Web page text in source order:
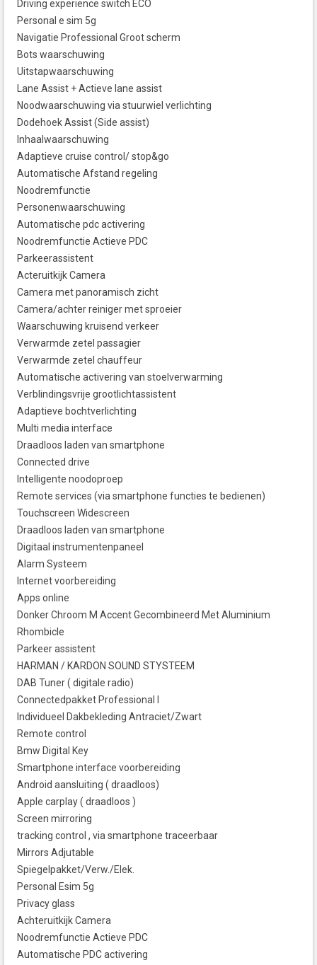
Driving experience switch ECO
Personal e sim 5g
Navigatie Professional Groot scherm
Bots waarschuwing
Uitstapwaarschuwing
Lane Assist + Actieve lane assist
Noodwaarschuwing via stuurwiel verlichting
Dodehoek Assist (Side assist)
Inhaalwaarschuwing
Adaptieve cruise control/ stop&go
Automatische Afstand regeling
Noodremfunctie
Personenwaarschuwing
Automatische pdc activering
Noodremfunctie Actieve PDC
Parkeerassistent
Acteruitkijk Camera
Camera met panoramisch zicht
Camera/achter reiniger met sproeier
Waarschuwing kruisend verkeer
Verwarmde zetel passagier
Verwarmde zetel chauffeur
Automatische activering van stoelverwarming
Verblindingsvrije grootlichtassistent
Adaptieve bochtverlichting
Multi media interface
Draadloos laden van smartphone
Connected drive
Intelligente noodoproep
Remote services (via smartphone functies te bedienen)
Touchscreen Widescreen
Draadloos laden van smartphone
Digitaal instrumentenpaneel
Alarm Systeem
Internet voorbereiding
Apps online
Donker Chroom M Accent Gecombineerd Met Aluminium
Rhombicle
Parkeer assistent
HARMAN / KARDON SOUND STYSTEEM
DAB Tuner ( digitale radio)
Connectedpakket Professional I
Individueel Dakbekleding Antraciet/Zwart
Remote control
Bmw Digital Key
Smartphone interface voorbereiding
Android aansluiting ( draadloos)
Apple carplay ( draadloos )
Screen mirroring
tracking control , via smartphone traceerbaar
Mirrors Adjutable
Spiegelpakket/Verw./Elek.
Personal Esim 5g
Privacy glass
Achteruitkijk Camera
Noodremfunctie Actieve PDC
Automatische PDC activering